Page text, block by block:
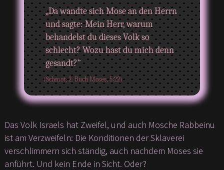
„Da wandte sich Mose an den Herrn
und sagte: Mein Herr, warum
behandelst du dieses Volk so
schlecht? Wozu hast du mich denn
gesandt?”
(Schmot, 2. Buch Moses, 5:22)
Das Volk Israels hat Zweifel, und auch Mosche Rabbeinu
ist am Verzweifeln: Die Konditionen der Sklaverei
verschlimmern sich ständig, auch nachdem Moses sie
anführt. Und kein Ende in Sicht. Oder?